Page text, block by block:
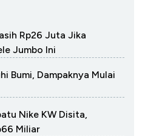
Rp26 Juta Jika
Jumbo Ini
Bumi, Dampaknya Mulai
Nike KW Disita,
Miliar